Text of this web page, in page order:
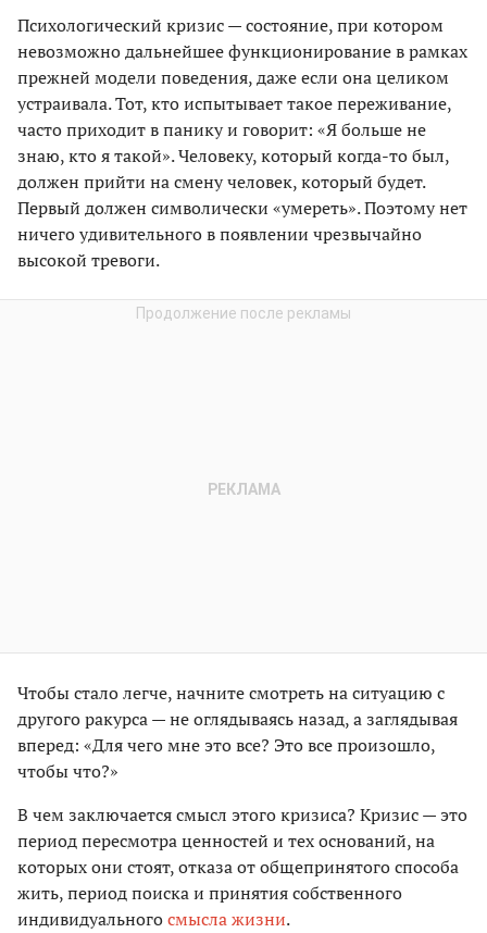
Психологический кризис — состояние, при котором
невозможно дальнейшее функционирование в рамках
прежней модели поведения, даже если она целиком
устраивала. Тот, кто испытывает такое переживание,
часто приходит в панику и говорит: «Я больше не
знаю, кто я такой». Человеку, который когда-то был,
должен прийти на смену человек, который будет.
Первый должен символически «умереть». Поэтому нет
ничего удивительного в появлении чрезвычайно
высокой тревоги.
Чтобы стало легче, начните смотреть на ситуацию с
другого ракурса — не оглядываясь назад, а заглядывая
вперед: «Для чего мне это все? Это все произошло,
чтобы что?»
В чем заключается смысл этого кризиса? Кризис — это
период пересмотра ценностей и тех оснований, на
которых они стоят, отказа от общепринятого способа
жить, период поиска и принятия собственного
индивидуальногосмысла жизни.